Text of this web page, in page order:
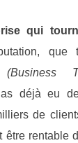
qui
que
(Business
déjà eu
de
être rentable